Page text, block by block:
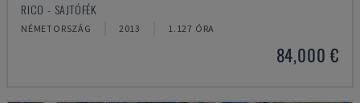
RICO - SAJTÓFÉK
NÉMETORSZÁG 2013 1.127 ÓRA
84,000 €